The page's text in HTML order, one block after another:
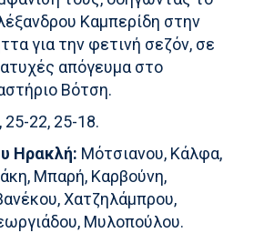
Καμπερίδη στην
για την φετινή σεζόν, σε
απόγευμα στο
Βότση.
25-22, 25-18.
Ηρακλή: Mότσιανου, Κάλφα,
Μπαρή, Καρβούνη,
Χατζηλάμπρου,
Μυλοπούλου.